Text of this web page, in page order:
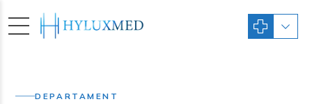
DEPARTAMENT